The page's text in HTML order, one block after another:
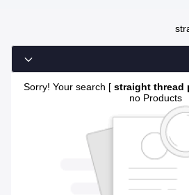
Coupling ]
تطابق 0
Sorry! Your search [ straight thread
no Products